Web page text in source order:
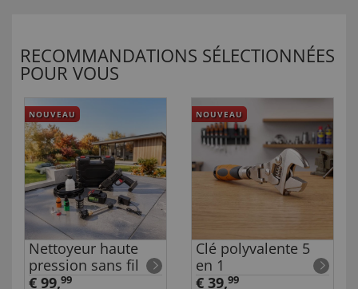
RECOMMANDATIONS SÉLECTIONNÉES
POUR VOUS
NOUVEAU
Nettoyeur haute
pression sans fil
€ 99,99
NOUVEAU
Clé polyvalente 5
en 1
€ 39,99